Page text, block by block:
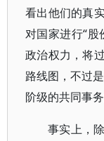
看出他们的真
对国家进行“
政治权力，将
路线图，不过
阶级的共同事务
事实上，